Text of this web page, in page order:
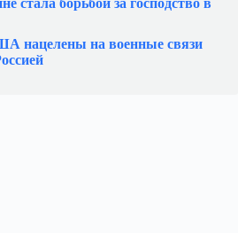
стала борьбой за господство в
нацелены на военные связи